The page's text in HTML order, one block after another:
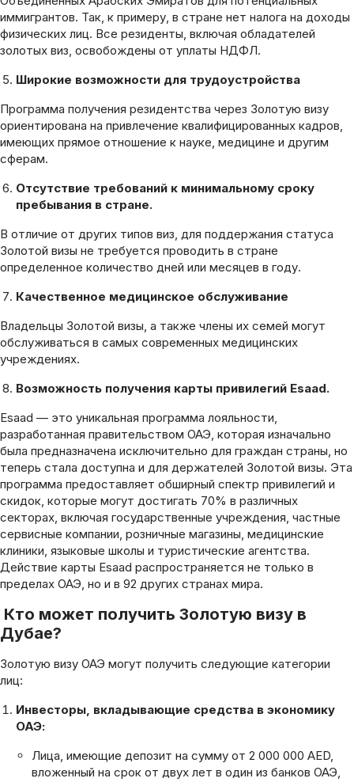
иммигрантов. Так, к примеру, в стране нет налога на доходы
физических лиц. Все резиденты, включая обладателей
золотых виз, освобождены от уплаты НДФЛ.
Широкие возможности для трудоустройства
Программа получения резидентства через Золотую визу
ориентирована на привлечение квалифицированных кадров,
имеющих прямое отношение к науке, медицине и другим
сферам.
Отсутствие требований к минимальному сроку
пребывания в стране.
В отличие от других типов виз, для поддержания статуса
Золотой визы не требуется проводить в стране
определенное количество дней или месяцев в году.
Качественное медицинское обслуживание
Владельцы Золотой визы, а также члены их семей могут
обслуживаться в самых современных медицинских
учреждениях.
Возможность получения карты привилегий Esaad.
Esaad — это уникальная программа лояльности,
разработанная правительством ОАЭ, которая изначально
была предназначена исключительно для граждан страны, но
теперь стала доступна и для держателей Золотой визы. Эта
программа предоставляет обширный спектр привилегий и
скидок, которые могут достигать 70% в различных
секторах, включая государственные учреждения, частные
сервисные компании, розничные магазины, медицинские
клиники, языковые школы и туристические агентства.
Действие карты Esaad распространяется не только в
пределах ОАЭ, но и в 92 других странах мира.
Кто может получить Золотую визу в
Дубае?
Золотую визу ОАЭ могут получить следующие категории
лиц:
Инвесторы, вкладывающие средства в экономику
ОАЭ:
Лица, имеющие депозит на сумму от 2 000 000 AED,
вложенный на срок от двух лет в один из банков ОАЭ,